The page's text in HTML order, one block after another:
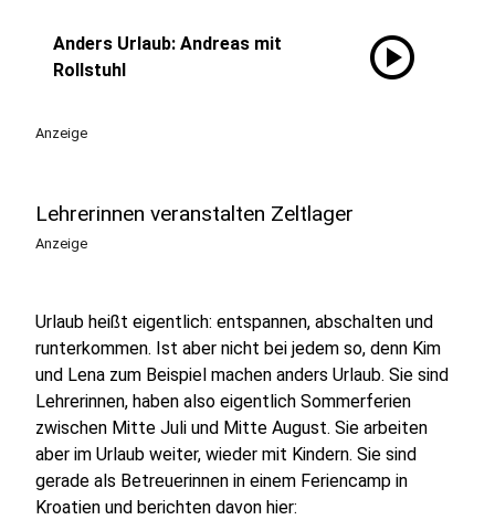
Anders Urlaub: Andreas mit
Rollstuhl
play_circle
Anzeige
Lehrerinnen veranstalten Zeltlager
Anzeige
Urlaub heißt eigentlich: entspannen, abschalten und
runterkommen. Ist aber nicht bei jedem so, denn Kim
und Lena zum Beispiel machen anders Urlaub. Sie sind
Lehrerinnen, haben also eigentlich Sommerferien
zwischen Mitte Juli und Mitte August. Sie arbeiten
aber im Urlaub weiter, wieder mit Kindern. Sie sind
gerade als Betreuerinnen in einem Feriencamp in
Kroatien und berichten davon hier: